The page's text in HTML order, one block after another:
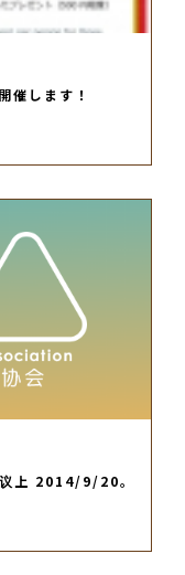
催します！
上 2014/9/20。